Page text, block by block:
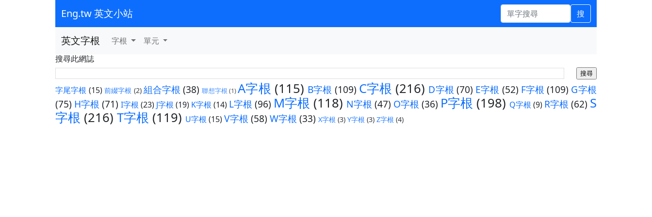
Eng.tw 英文小站 搜
英文字根 字根
單元
搜尋此網誌
字尾字根 (15) 前綴字根 (2) 組合字根 (38) 聯想字根 (1)A字根 (115) B字根 (109) C字根 (216) D字根 (70) E字根 (52) F字根 (109) G字根
(75) H字根 (71) I字根 (23) J字根 (19) K字根 (14) L字根 (96) M字根 (118) N字根 (47) O字根 (36) P字根 (198) Q字根 (9) R字根 (62) S
字根 (216) T字根 (119) U字根 (15)V字根 (58) W字根 (33) X字根 (3) Y字根 (3) Z字根 (4)